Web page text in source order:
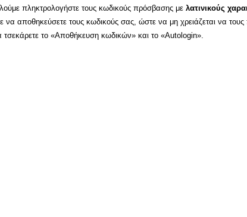
πληκτρολογήστε τους κωδικούς πρόσβασης μελατινικούς
να αποθηκεύσετε τους κωδικούς σας, ώστε να μη χρειάζεται να
τσεκάρετε το «Αποθήκευση κωδικών» και το «Autologin».